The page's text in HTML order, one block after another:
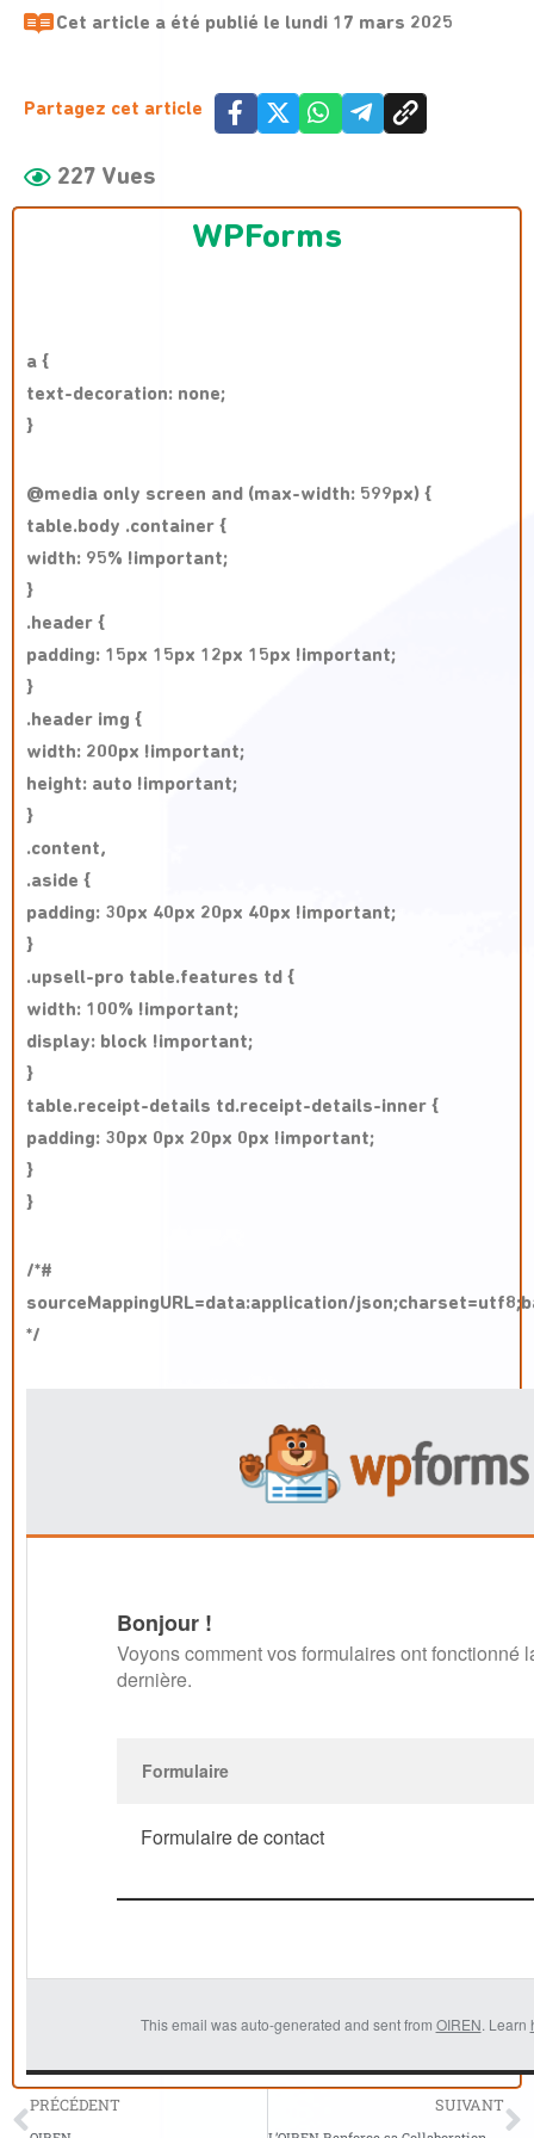
Cet article a été publié le lundi 17 mars 2025
Partagez cet article
227 Vues
WPForms
a {
text-decoration: none;
}
@media only screen and (max-width: 599px) {
table.body .container {
width: 95% !important;
}
.header {
padding: 15px 15px 12px 15px !important;
}
.header img {
width: 200px !important;
height: auto !important;
}
.content,
.aside {
padding: 30px 40px 20px 40px !important;
}
.upsell-pro table.features td {
width: 100% !important;
display: block !important;
}
table.receipt-details td.receipt-details-inner {
padding: 30px 0px 20px 0px !important;
}
}
/*#
sourceMappingURL=data:application/
*/
Bonjour !
Voyons comment vos formulaires ont fonctionné
dernière.
Formulaire
Formulaire de contact
This email was auto-generated and sent from OIREN. Learn
PRÉCÉDENT SUIVANT